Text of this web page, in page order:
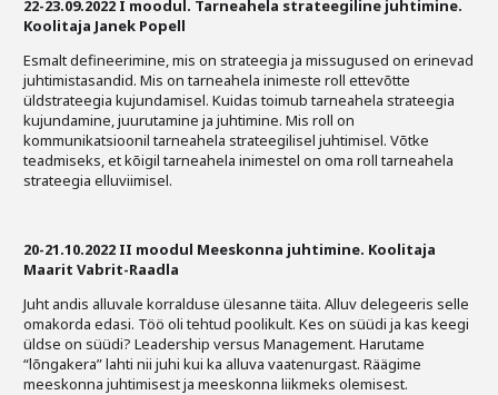
22-23.09.2022 I moodul. Tarneahela strateegiline juhtimine.
Koolitaja Janek Popell
Esmalt defineerimine, mis on strateegia ja missugused on erinevad
juhtimistasandid. Mis on tarneahela inimeste roll ettevõtte
üldstrateegia kujundamisel. Kuidas toimub tarneahela strateegia
kujundamine, juurutamine ja juhtimine. Mis roll on
kommunikatsioonil tarneahela strateegilisel juhtimisel. Võtke
teadmiseks, et kõigil tarneahela inimestel on oma roll tarneahela
strateegia elluviimisel.
20-21.10.2022 II moodul Meeskonna juhtimine. Koolitaja
Maarit Vabrit-Raadla
Juht andis alluvale korralduse ülesanne täita. Alluv delegeeris selle
omakorda edasi. Töö oli tehtud poolikult. Kes on süüdi ja kas keegi
üldse on süüdi? Leadership versus Management. Harutame
“lõngakera” lahti nii juhi kui ka alluva vaatenurgast. Räägime
meeskonna juhtimisest ja meeskonna liikmeks olemisest.